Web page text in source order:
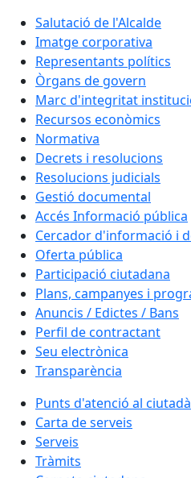
Salutació de l'Alcalde
Imatge corporativa
Representants polítics
Òrgans de govern
Marc d'integritat
Recursos econòmics
Normativa
Decrets i resolucions
Resolucions judicials
Gestió documental
Accés Informació pública
Cercador d'informació i
Oferta pública
Participació ciutadana
Plans, campanyes i
Anuncis / Edictes / Bans
Perfil de contractant
Seu electrònica
Transparència
Punts d'atenció al ciutadà
Carta de serveis
Serveis
Tràmits